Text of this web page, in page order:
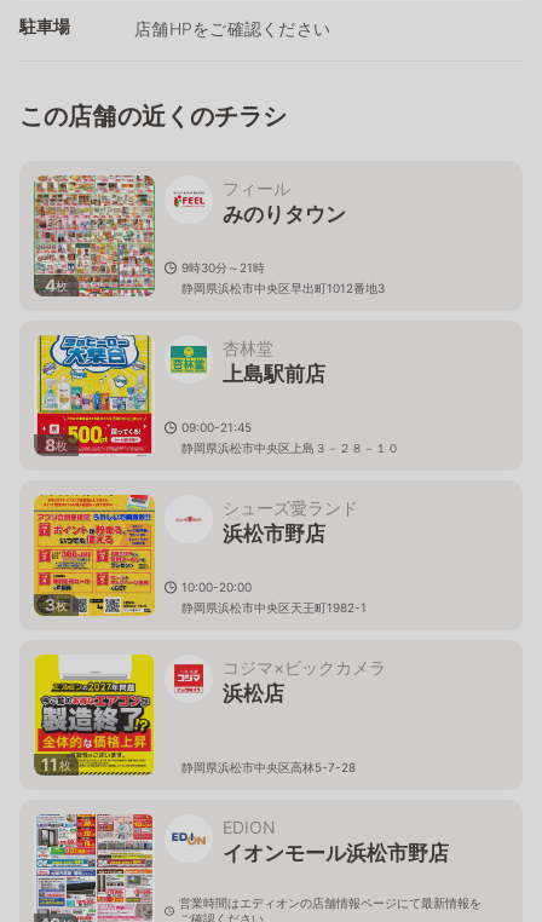
駐車場 店舗HPをご確認ください
この店舗の近くのチラシ
4枚
フィール
みのりタウン
9時30分～21時
静岡県浜松市中央区早出町1012番地3
8枚
杏林堂
上島駅前店
09:00-21:45
静岡県浜松市中央区上島３－２８－１０
3枚
シューズ愛ランド
浜松市野店
10:00-20:00
静岡県浜松市中央区天王町1982-1
11枚
コジマ×ビックカメラ
浜松店
静岡県浜松市中央区高林5-7-28
EDION
イオンモール浜松市野店
営業時間はエディオンの店舗情報ページにて最新情報を
ご確認ください。